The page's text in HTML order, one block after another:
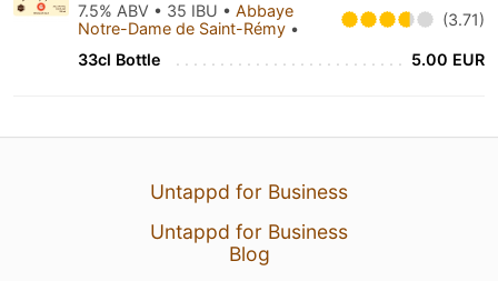
7.5% ABV • 35 IBU • Abbaye
Notre-Dame de Saint-Rémy • (3.71)
33cl Bottle 5.00 EUR
Untappd for Business
Untappd for Business
Blog